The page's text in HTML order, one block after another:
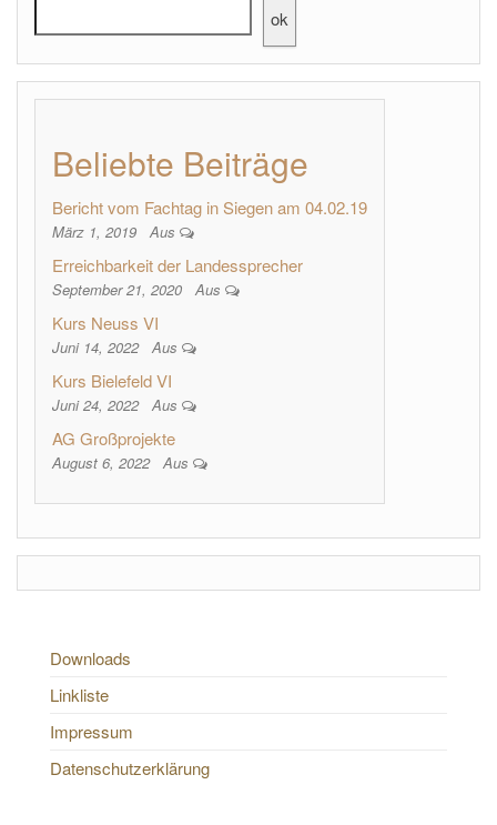
ok
Beliebte Beiträge
Bericht vom Fachtag in Siegen am 04.02.19
März 1, 2019 Aus
Erreichbarkeit der Landessprecher
September 21, 2020 Aus
Kurs Neuss VI
Juni 14, 2022 Aus
Kurs Bielefeld VI
Juni 24, 2022 Aus
AG Großprojekte
August 6, 2022 Aus
Downloads
Linkliste
Impressum
Datenschutzerklärung